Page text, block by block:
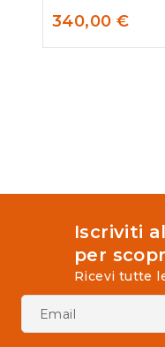
0
out
of
340,00 €
Iscriviti
per
Ricevi tutte